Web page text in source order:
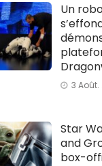
Un
3 Août.
Star
and
box-